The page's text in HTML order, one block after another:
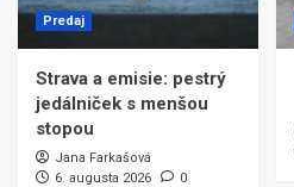
Predaj
Strava a emisie: pestrý
jedálniček s menšou
stopou
Jana Farkašová
6. augusta 2026
0